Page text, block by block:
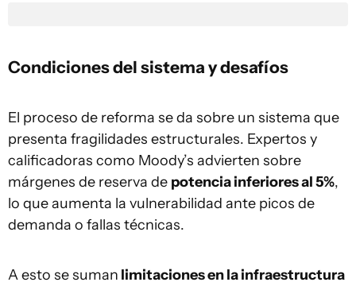
Condiciones del sistema y desafíos
El proceso de reforma se da sobre un sistema que
presenta fragilidades estructurales. Expertos y
calificadoras como Moody’s advierten sobre
márgenes de reserva de potencia inferiores al 5%,
lo que aumenta la vulnerabilidad ante picos de
demanda o fallas técnicas.
A esto se suman limitaciones en la infraestructura